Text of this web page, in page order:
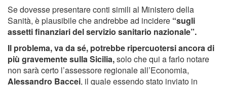
Se dovesse presentare conti simili al Ministero della
Sanità, è plausibile che andrebbe ad incidere “sugli
assetti finanziari del servizio sanitario nazionale”.
Il problema, va da sé, potrebbe ripercuotersi ancora di
più gravemente sulla Sicilia,solo che qui a farlo notare
non sarà certo l’assessore regionale all’Economia,
Alessandro Baccei, il quale essendo stato inviato in